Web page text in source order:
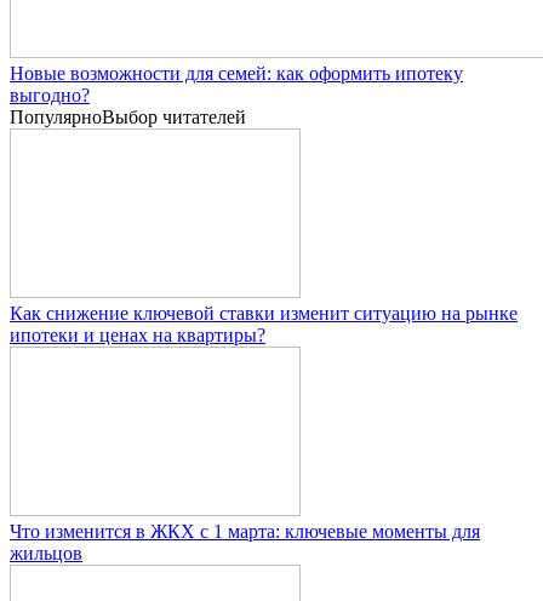
Новые возможности для семей: как оформить ипотеку
выгодно?
ПопулярноВыбор читателей
Как снижение ключевой ставки изменит ситуацию на рынке
ипотеки и ценах на квартиры?
Что изменится в ЖКХ с 1 марта: ключевые моменты для
жильцов